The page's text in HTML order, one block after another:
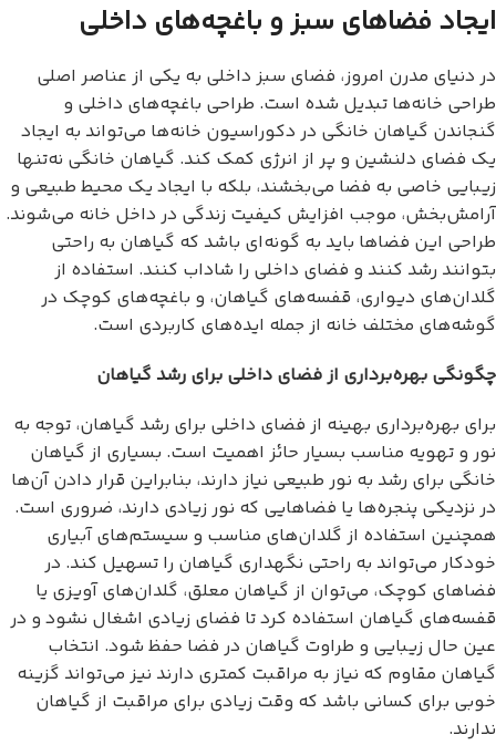
ایجاد فضاهای سبز و باغچه‌های داخلی
در دنیای مدرن امروز، فضای سبز داخلی به یکی از عناصر اصلی
طراحی خانه‌ها تبدیل شده است. طراحی باغچه‌های داخلی و
گنجاندن گیاهان خانگی در دکوراسیون خانه‌ها می‌تواند به ایجاد
یک فضای دلنشین و پر از انرژی کمک کند. گیاهان خانگی نه‌تنها
زیبایی خاصی به فضا می‌بخشند، بلکه با ایجاد یک محیط طبیعی و
آرامش‌بخش، موجب افزایش کیفیت زندگی در داخل خانه می‌شوند.
طراحی این فضاها باید به گونه‌ای باشد که گیاهان به راحتی
بتوانند رشد کنند و فضای داخلی را شاداب کنند. استفاده از
گلدان‌های دیواری، قفسه‌های گیاهان، و باغچه‌های کوچک در
گوشه‌های مختلف خانه از جمله ایده‌های کاربردی است.
چگونگی بهره‌برداری از فضای داخلی برای رشد گیاهان
برای بهره‌برداری بهینه از فضای داخلی برای رشد گیاهان، توجه به
نور و تهویه مناسب بسیار حائز اهمیت است. بسیاری از گیاهان
خانگی برای رشد به نور طبیعی نیاز دارند، بنابراین قرار دادن آن‌ها
در نزدیکی پنجره‌ها یا فضاهایی که نور زیادی دارند، ضروری است.
همچنین استفاده از گلدان‌های مناسب و سیستم‌های آبیاری
خودکار می‌تواند به راحتی نگهداری گیاهان را تسهیل کند. در
فضاهای کوچک، می‌توان از گیاهان معلق، گلدان‌های آویزی یا
قفسه‌های گیاهان استفاده کرد تا فضای زیادی اشغال نشود و در
عین حال زیبایی و طراوت گیاهان در فضا حفظ شود. انتخاب
گیاهان مقاوم که نیاز به مراقبت کمتری دارند نیز می‌تواند گزینه
خوبی برای کسانی باشد که وقت زیادی برای مراقبت از گیاهان
ندارند.